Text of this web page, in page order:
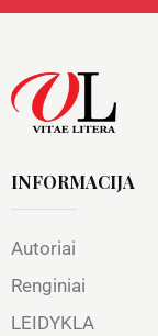
INFORMACIJA
Autoriai
Renginiai
LEIDYKLA